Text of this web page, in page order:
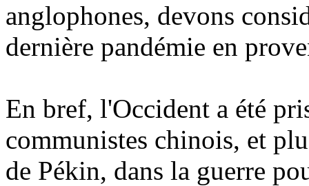
anglophones, devons
dernière pandémie en
En bref, l'Occident a été
communistes chinois, et
de Pékin, dans la guerre